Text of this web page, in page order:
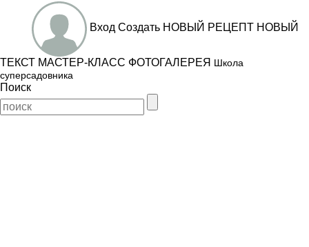
Вход Создать НОВЫЙ РЕЦЕПТ НОВЫЙ
ТЕКСТ МАСТЕР-КЛАСС ФОТОГАЛЕРЕЯ Школа
суперсадовника
Поиск